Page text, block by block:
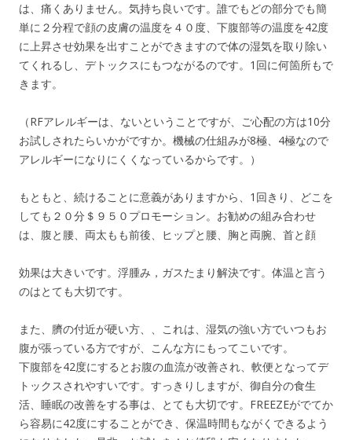
は、痛くありません。気持ち良いです。誰でもどの部分でも簡
単に２分程で顔の皮膚の温度を４０度、下腹部等の温度を42度
に上昇させ効果を出すことができますので体の湿気を取り除い
てくれるし、デトックスにもつながるのです。1回に何箇所もで
きます。
（RFアレルギーは、ないということですが、ご心配の方は10分
お試しされたらいかがですか。機械の仕組みが8極、4極なので
アレルギーになりにくくなっているからです。）
もともと、続けることに意義がありますから、1回きり、どこを
しても２０分＄９５０プロモーション。お勧めの組み合わせ
は、腹と腰、両太もも前後、ヒップと腰、胸と両腕、首と顔
効果は大きいです。浮腫み，ガスたまり解決です。体温と言う
のはとても大切です。
また、臍の付近が硬い方、、これは、湿気の強い方でいつもお
腹が張っている方ですが、こんな方にもってこいです。
下腹部を42度にするとお腹の血流が改善され、軟便となってデ
トックスされやすいです。すっきりしますが、御自分の食生
活、睡眠の改善をする事は、とても大切です。FREEZEがでてか
ら容易に42度にすることができ、保温時間もながくできるよう